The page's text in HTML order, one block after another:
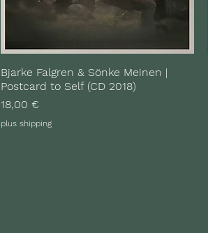
Bjarke Falgren & Sönke Meinen |
Postcard to Self (CD 2018)
Preis
18,00 €
plus shipping